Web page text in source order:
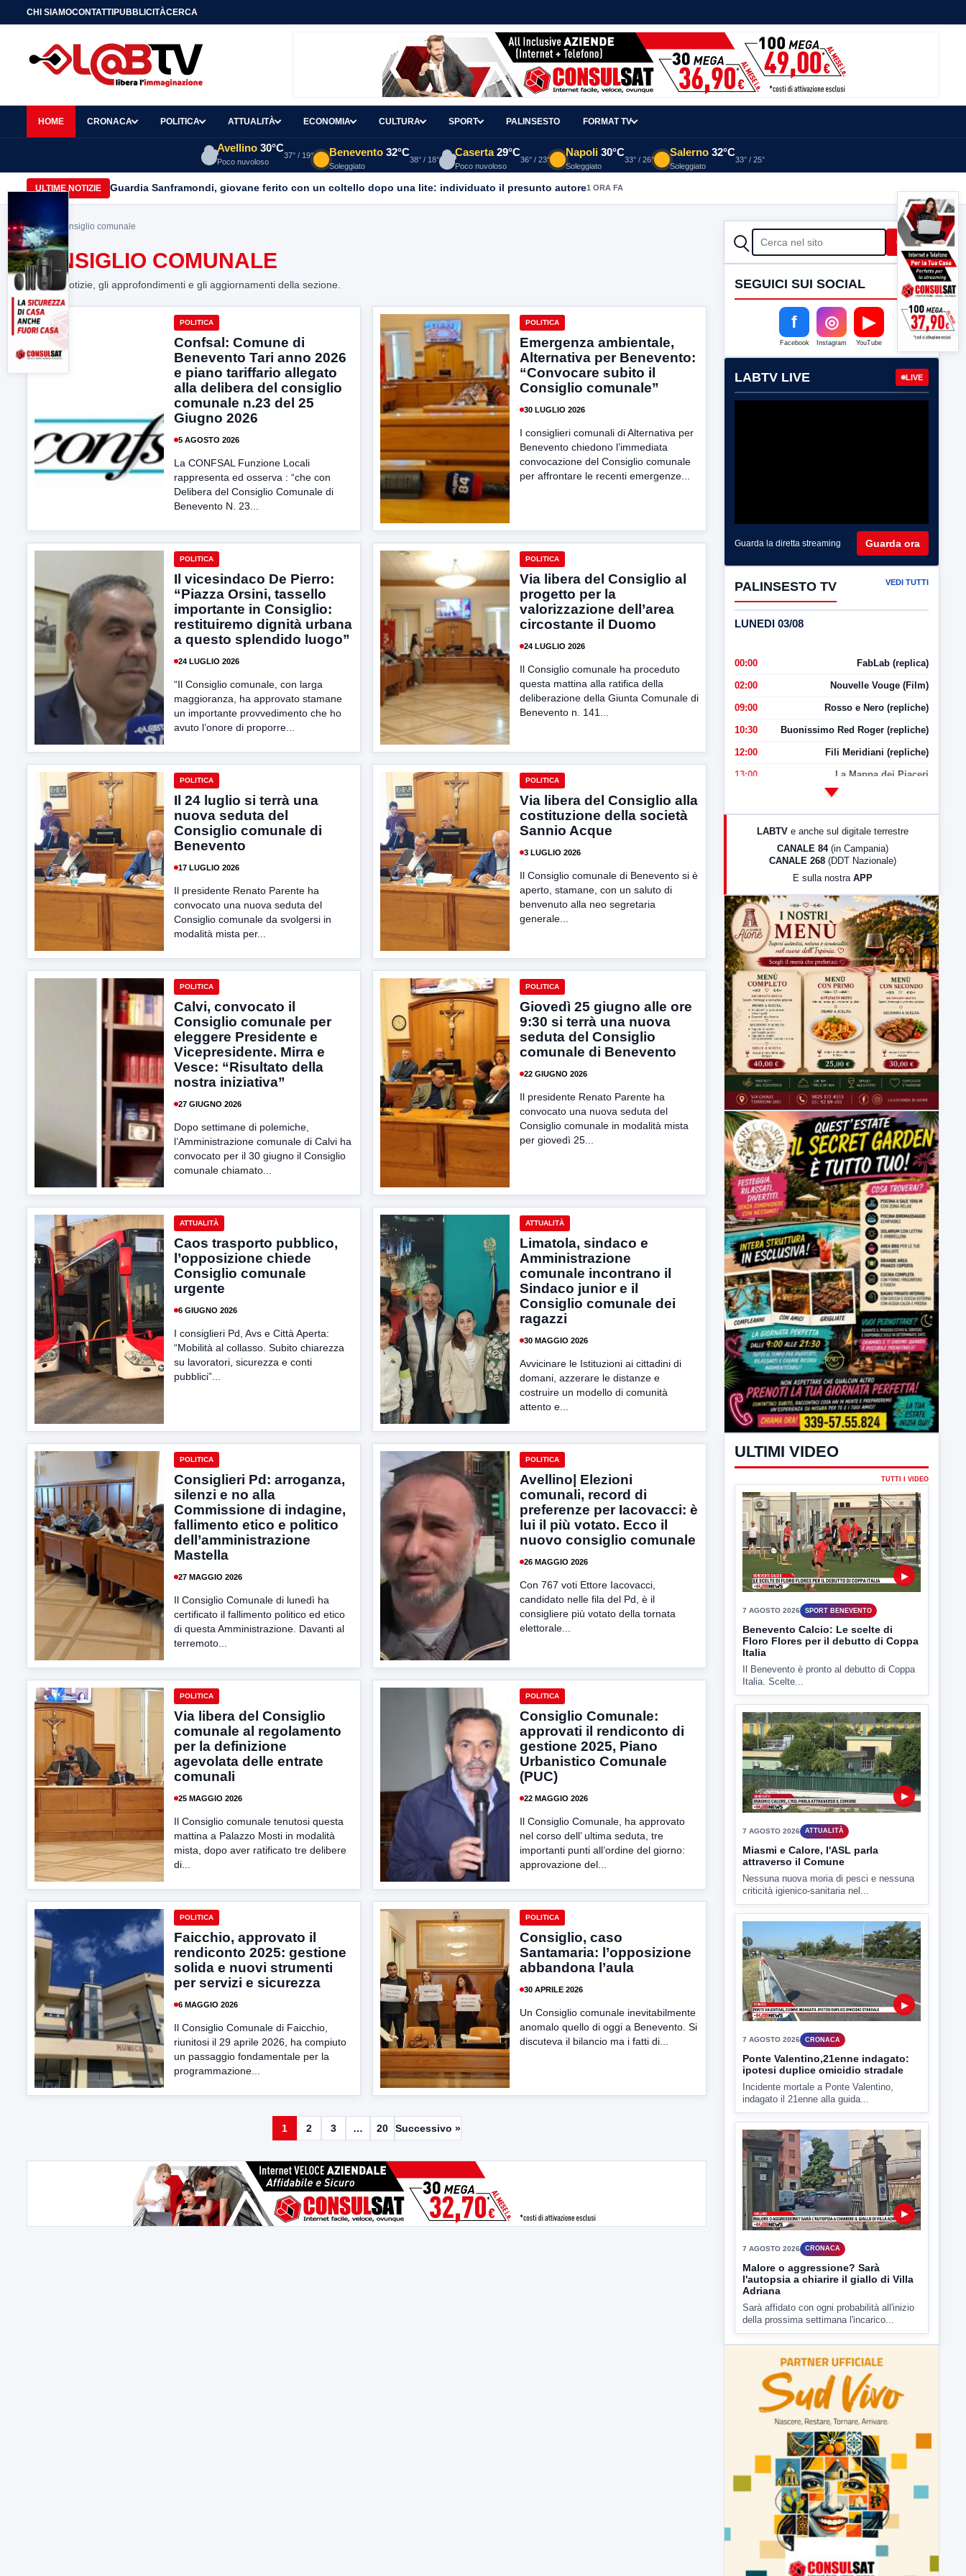
CHI SIAMOCONTATTIPUBBLICITÀCERCA
HOME CRONACA POLITICA ATTUALITÀ ECONOMIA CULTURA SPORT PALINSESTO FORMAT TV
Avellino 30°C
Poco nuvoloso
37° / 19° Benevento 32°C
Soleggiato
38° / 18°
Caserta 29°C
Poco nuvoloso
36° / 23°
Napoli 30°C
Soleggiato
33° / 26°
Salerno 32°C
Soleggiato
33° / 25°
ULTIME NOTIZIE Guardia Sanframondi, giovane ferito con un coltello dopo una lite: individuato il presunto autore1 ORA FA
Home> consiglio comunale
CONSIGLIO COMUNALE
Tutte le notizie, gli approfondimenti e gli aggiornamenti della sezione.
POLITICA
Confsal: Comune di
Benevento Tari anno 2026
e piano tariffario allegato
alla delibera del consiglio
comunale n.23 del 25
Giugno 2026
5 AGOSTO 2026
La CONFSAL Funzione Locali
rappresenta ed osserva : “che con
Delibera del Consiglio Comunale di
Benevento N. 23...
POLITICA
Emergenza ambientale,
Alternativa per Benevento:
“Convocare subito il
Consiglio comunale”
30 LUGLIO 2026
I consiglieri comunali di Alternativa per
Benevento chiedono l’immediata
convocazione del Consiglio comunale
per affrontare le recenti emergenze...
POLITICA
Il vicesindaco De Pierro:
“Piazza Orsini, tassello
importante in Consiglio:
restituiremo dignità urbana
a questo splendido luogo”
24 LUGLIO 2026
“Il Consiglio comunale, con larga
maggioranza, ha approvato stamane
un importante provvedimento che ho
avuto l’onore di proporre...
POLITICA
Via libera del Consiglio al
progetto per la
valorizzazione dell’area
circostante il Duomo
24 LUGLIO 2026
Il Consiglio comunale ha proceduto
questa mattina alla ratifica della
deliberazione della Giunta Comunale di
Benevento n. 141...
POLITICA
Il 24 luglio si terrà una
nuova seduta del
Consiglio comunale di
Benevento
17 LUGLIO 2026
Il presidente Renato Parente ha
convocato una nuova seduta del
Consiglio comunale da svolgersi in
modalità mista per...
POLITICA
Via libera del Consiglio alla
costituzione della società
Sannio Acque
3 LUGLIO 2026
Il Consiglio comunale di Benevento si è
aperto, stamane, con un saluto di
benvenuto alla neo segretaria
generale...
POLITICA
Calvi, convocato il
Consiglio comunale per
eleggere Presidente e
Vicepresidente. Mirra e
Vesce: “Risultato della
nostra iniziativa”
27 GIUGNO 2026
Dopo settimane di polemiche,
l’Amministrazione comunale di Calvi ha
convocato per il 30 giugno il Consiglio
comunale chiamato...
POLITICA
Giovedì 25 giugno alle ore
9:30 si terrà una nuova
seduta del Consiglio
comunale di Benevento
22 GIUGNO 2026
Il presidente Renato Parente ha
convocato una nuova seduta del
Consiglio comunale in modalità mista
per giovedì 25...
ATTUALITÀ
Caos trasporto pubblico,
l’opposizione chiede
Consiglio comunale
urgente
6 GIUGNO 2026
I consiglieri Pd, Avs e Città Aperta:
“Mobilità al collasso. Subito chiarezza
su lavoratori, sicurezza e conti
pubblici”...
ATTUALITÀ
Limatola, sindaco e
Amministrazione
comunale incontrano il
Sindaco junior e il
Consiglio comunale dei
ragazzi
30 MAGGIO 2026
Avvicinare le Istituzioni ai cittadini di
domani, azzerare le distanze e
costruire un modello di comunità
attento e...
POLITICA
Consiglieri Pd: arroganza,
silenzi e no alla
Commissione di indagine,
fallimento etico e politico
dell’amministrazione
Mastella
27 MAGGIO 2026
Il Consiglio Comunale di lunedì ha
certificato il fallimento politico ed etico
di questa Amministrazione. Davanti al
terremoto...
POLITICA
Avellino| Elezioni
comunali, record di
preferenze per Iacovacci: è
lui il più votato. Ecco il
nuovo consiglio comunale
26 MAGGIO 2026
Con 767 voti Ettore Iacovacci,
candidato nelle fila del Pd, è il
consigliere più votato della tornata
elettorale...
POLITICA
Via libera del Consiglio
comunale al regolamento
per la definizione
agevolata delle entrate
comunali
25 MAGGIO 2026
Il Consiglio comunale tenutosi questa
mattina a Palazzo Mosti in modalità
mista, dopo aver ratificato tre delibere
di...
POLITICA
Consiglio Comunale:
approvati il rendiconto di
gestione 2025, Piano
Urbanistico Comunale
(PUC)
22 MAGGIO 2026
Il Consiglio Comunale, ha approvato
nel corso dell’ ultima seduta, tre
importanti punti all’ordine del giorno:
approvazione del...
POLITICA
Faicchio, approvato il
rendiconto 2025: gestione
solida e nuovi strumenti
per servizi e sicurezza
6 MAGGIO 2026
Il Consiglio Comunale di Faicchio,
riunitosi il 29 aprile 2026, ha compiuto
un passaggio fondamentale per la
programmazione...
POLITICA
Consiglio, caso
Santamaria: l’opposizione
abbandona l’aula
30 APRILE 2026
Un Consiglio comunale inevitabilmente
anomalo quello di oggi a Benevento. Si
discuteva il bilancio ma i fatti di...
1 2 3 … 20 Successivo »
CERCA Cerca
SEGUICI SUI SOCIAL
f
Facebook
◎
Instagram
▶
YouTube
LABTV LIVE LIVE
Guarda la diretta streaming Guarda ora
PALINSESTO TV VEDI TUTTI
LUNEDI 03/08
00:00 FabLab (replica)
02:00 Nouvelle Vouge (Film)
09:00 Rosso e Nero (repliche)
10:30 Buonissimo Red Roger (repliche)
12:00 Fili Meridiani (repliche)
13:00 La Mappa dei Piaceri
LabNews (Diretta)
23:00 LabNews (replica)
LABTV e anche sul digitale terrestre
CANALE 84 (in Campania)
CANALE 268 (DDT Nazionale)
E sulla nostra APP
ULTIMI VIDEO
▶
7 AGOSTO 2026 SPORT BENEVENTO
Benevento Calcio: Le scelte di
Floro Flores per il debutto di Coppa
Italia
Il Benevento è pronto al debutto di Coppa
Italia. Scelte...
7 AGOSTO 2026 ATTUALITÀ
Miasmi e Calore, l'ASL parla
attraverso il Comune
Nessuna nuova moria di pesci e nessuna
criticità igienico-sanitaria nel...
▶
7 AGOSTO 2026 CRONACA
Ponte Valentino,21enne indagato:
ipotesi duplice omicidio stradale
Incidente mortale a Ponte Valentino,
indagato il 21enne alla guida...
▶
7 AGOSTO 2026 CRONACA
Malore o aggressione? Sarà
l'autopsia a chiarire il giallo di Villa
Adriana
Sarà affidato con ogni probabilità all'inizio
della prossima settimana l'incarico...